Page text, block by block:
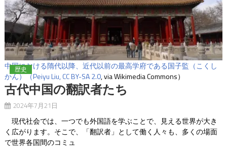
中国における隋代以降、近代以前の最高学府である国子監（こくし
かん）（Peiyu Liu,CC BY-SA 2.0, via Wikimedia Commons）
歴史
古代中国の翻訳者たち
2024年7月21日
現代社会では、一つでも外国語を学ぶことで、見える世界が大き
く広がります。そこで、「翻訳者」として働く人々も、多くの場面
で世界各国間のコミュ